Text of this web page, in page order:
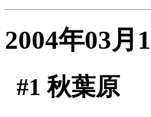
2004年03月
#1 秋葉原